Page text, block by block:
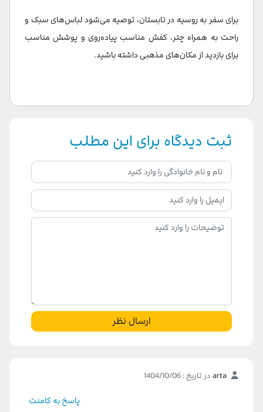
برای سفر به روسیه در تابستان، توصیه می‌شود لباس‌های سبک و
راحت به همراه چتر، کفش مناسب پیاده‌روی و پوشش مناسب
برای بازدید از مکان‌های مذهبی داشته باشید.
ثبت دیدگاه برای این مطلب
ارسال نظر
در تاریخ : 1404/10/06
پاسخ به کامنت